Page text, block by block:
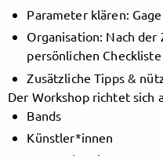
Parameter klären:
Organisation: Nach
persönlichen
Zusätzliche Tipps &
Der Workshop richtet sich
Bands
Künstler*innen
get access to